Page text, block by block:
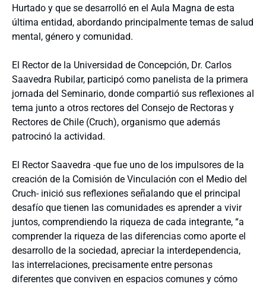
Hurtado y que se desarrolló en el Aula Magna de esta
última entidad, abordando principalmente temas de salud
mental, género y comunidad.
El Rector de la Universidad de Concepción, Dr. Carlos
Saavedra Rubilar, participó como panelista de la primera
jornada del Seminario, donde compartió sus reflexiones al
tema junto a otros rectores del Consejo de Rectoras y
Rectores de Chile (Cruch), organismo que además
patrocinó la actividad.
El Rector Saavedra -que fue uno de los impulsores de la
creación de la Comisión de Vinculación con el Medio del
Cruch- inició sus reflexiones señalando que el principal
desafío que tienen las comunidades es aprender a vivir
juntos, comprendiendo la riqueza de cada integrante, “a
comprender la riqueza de las diferencias como aporte el
desarrollo de la sociedad, apreciar la interdependencia,
las interrelaciones, precisamente entre personas
diferentes que conviven en espacios comunes y cómo